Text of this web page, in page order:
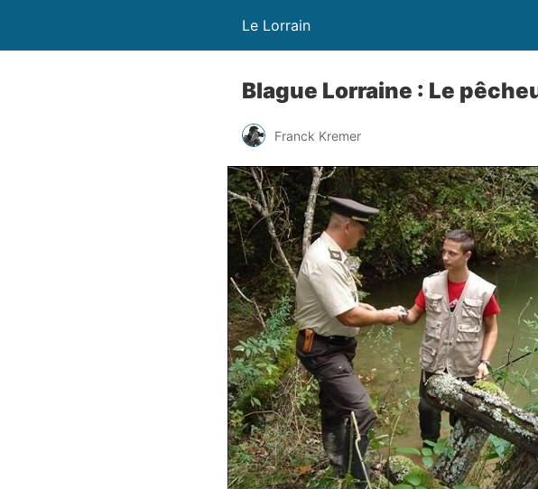
Le Lorrain
Blague Lorraine : Le
Franck Kremer